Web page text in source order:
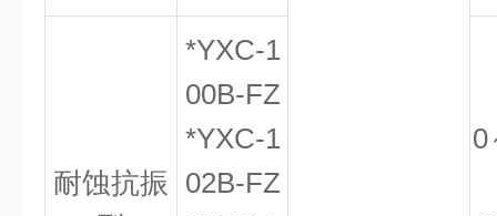
耐蚀抗振
*YXC-1
00B-FZ
*YXC-1
02B-FZ
0